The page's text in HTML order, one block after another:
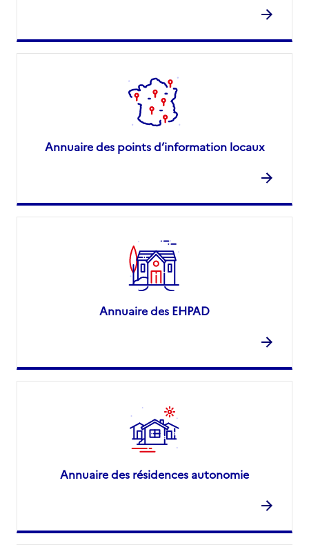
Annuaire des points d’information locaux
Annuaire des EHPAD
Annuaire des résidences autonomie